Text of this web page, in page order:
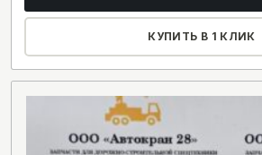
КУПИТЬ В 1 КЛИК